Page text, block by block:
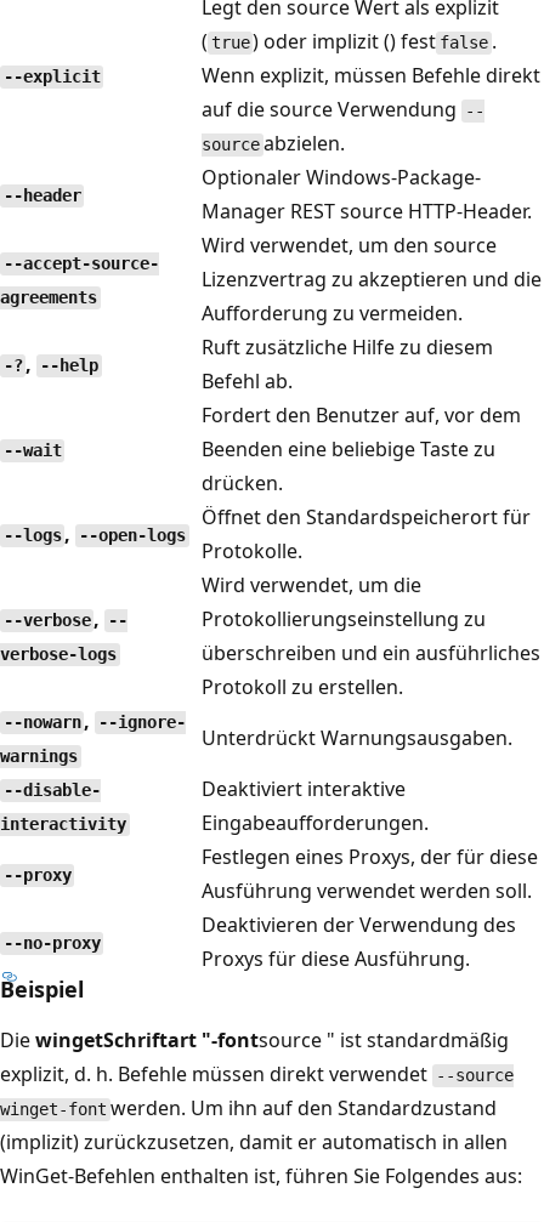
--explicit
Legt den source Wert als explizit
( true) oder implizit () fest false.
Wenn explizit, müssen Befehle direkt
auf die source Verwendung
--
sourceabzielen.
--header
Optionaler Windows-Package-
Manager REST source HTTP-Header.
--accept-source-
agreements
Wird verwendet, um den source
Lizenzvertrag zu akzeptieren und die
Aufforderung zu vermeiden.
-? , --help
Ruft zusätzliche Hilfe zu diesem
Befehl ab.
--wait
Fordert den Benutzer auf, vor dem
Beenden eine beliebige Taste zu
drücken.
--logs , --open-logs
Öffnet den Standardspeicherort für
Protokolle.
--verbose ,
--
verbose-logs
Wird verwendet, um die
Protokollierungseinstellung zu
überschreiben und ein ausführliches
Protokoll zu erstellen.
--nowarn ,
--ignore-
warnings
Unterdrückt Warnungsausgaben.
--disable-
interactivity
Deaktiviert interaktive
Eingabeaufforderungen.
--proxy
Festlegen eines Proxys, der für diese
Ausführung verwendet werden soll.
--no-proxy
Deaktivieren der Verwendung des
Proxys für diese Ausführung.
Beispiel
DiewingetSchriftart "-fontsource " ist standardmäßig
explizit, d. h. Befehle müssen direkt verwendet --source
winget-font werden. Um ihn auf den Standardzustand
(implizit) zurückzusetzen, damit er automatisch in allen
WinGet-Befehlen enthalten ist, führen Sie Folgendes aus: